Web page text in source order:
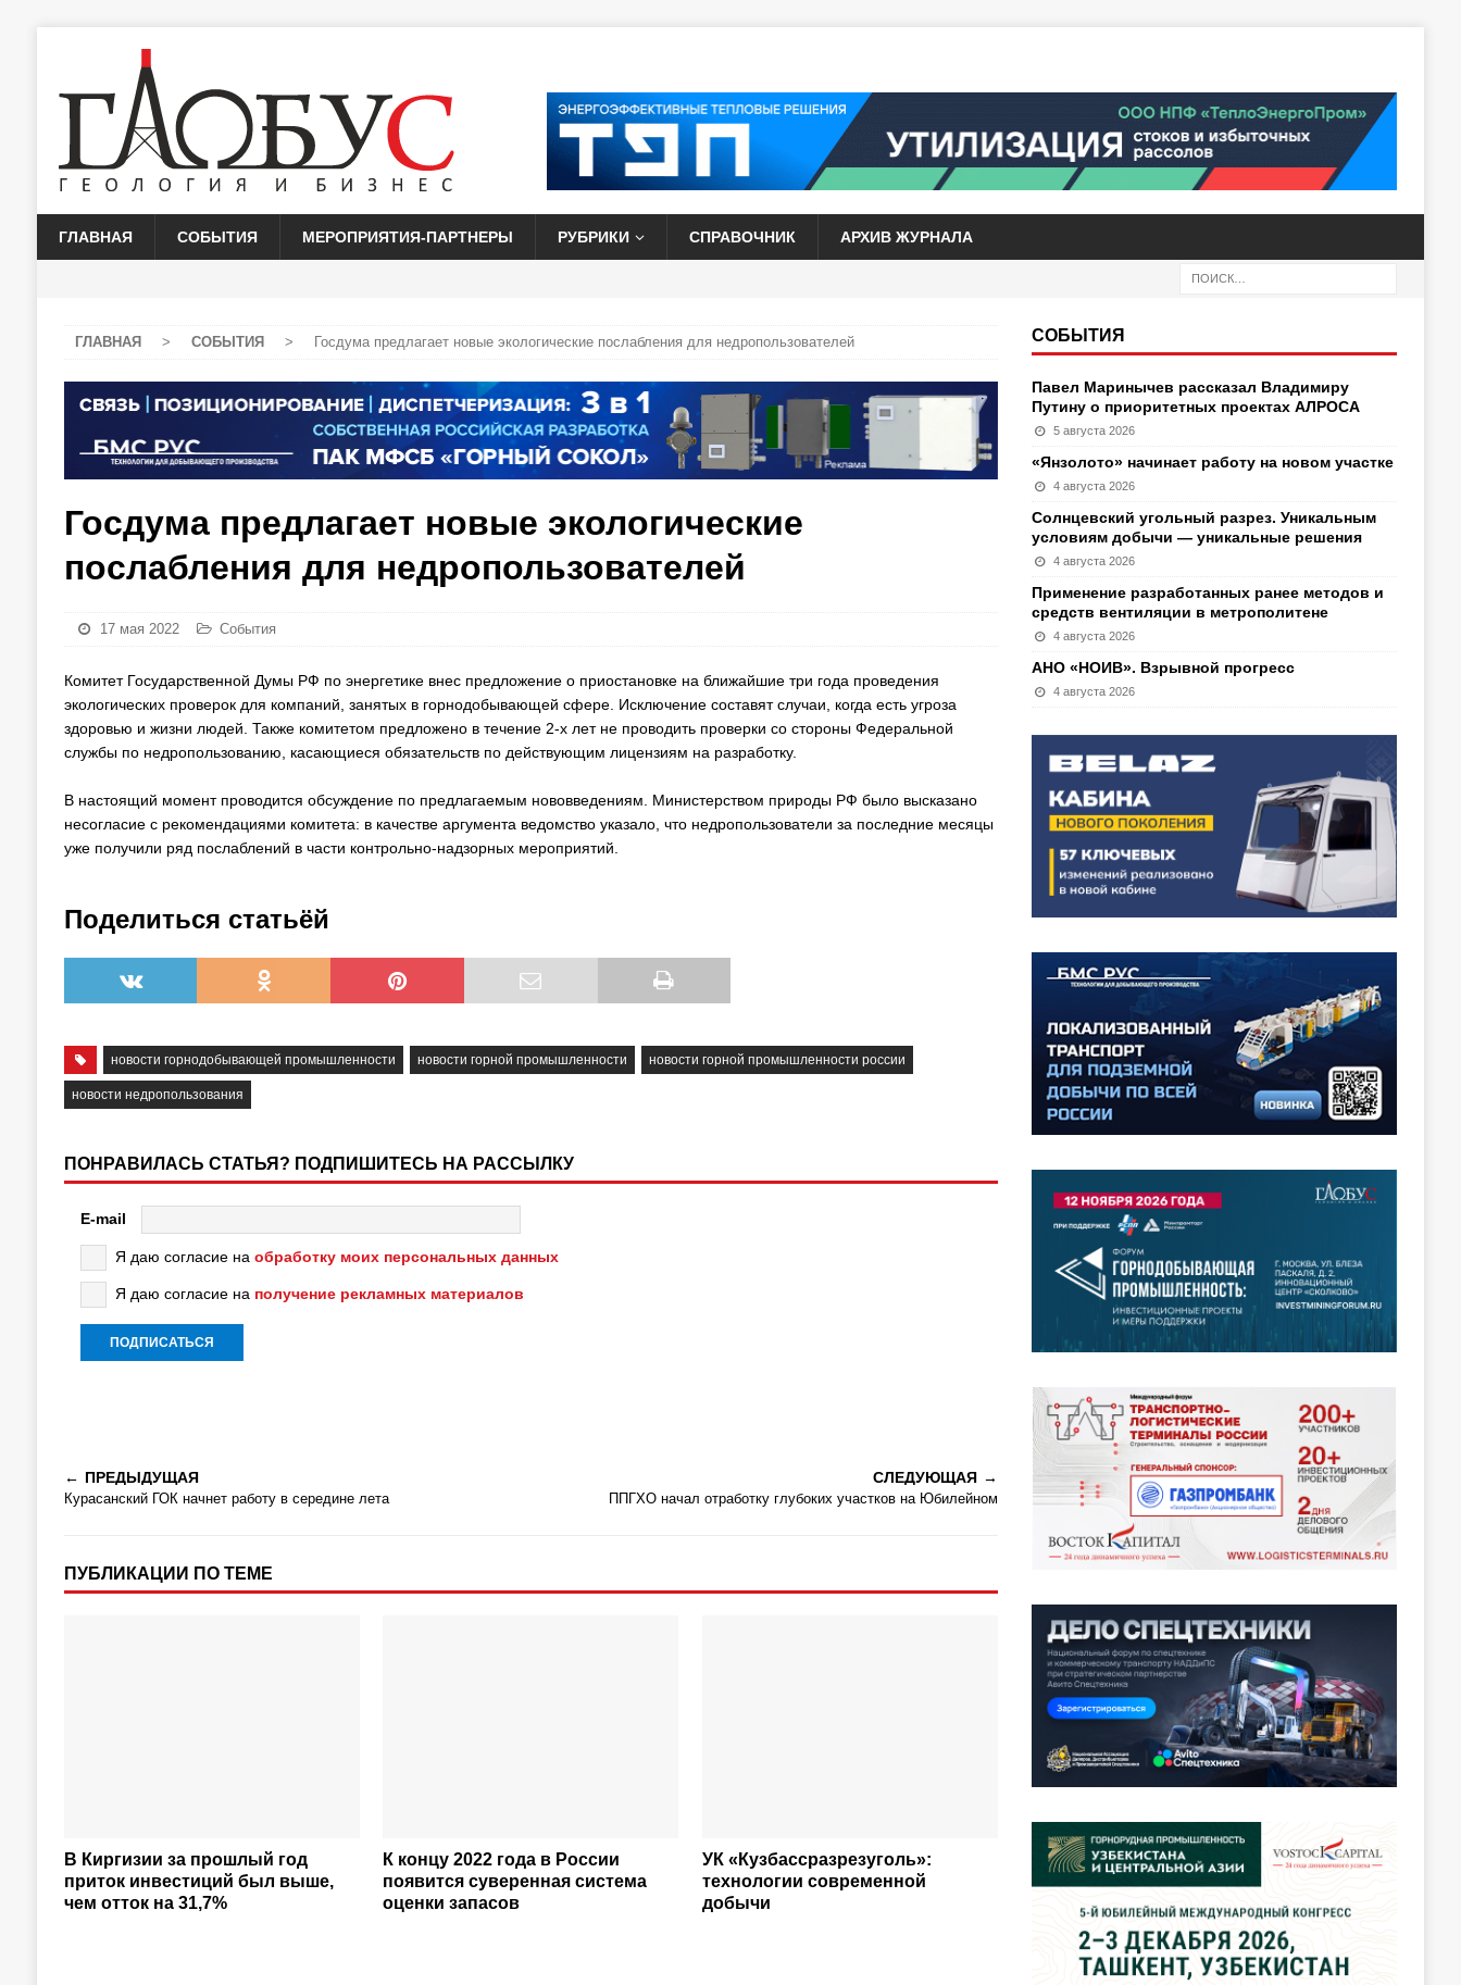
ГЛАВНАЯ СОБЫТИЯ МЕРОПРИЯТИЯ-ПАРТНЕРЫ РУБРИКИ СПРАВОЧНИК АРХИВ ЖУРНАЛА
ГЛАВНАЯ > СОБЫТИЯ > Госдума предлагает новые экологические послабления для недропользователей
Госдума предлагает новые экологические
послабления для недропользователей
17 мая 2022 События
Комитет Государственной Думы РФ по энергетике внес предложение о приостановке на ближайшие три года проведения
экологических проверок для компаний, занятых в горнодобывающей сфере. Исключение составят случаи, когда есть угроза
здоровью и жизни людей. Также комитетом предложено в течение 2-х лет не проводить проверки со стороны Федеральной
службы по недропользованию, касающиеся обязательств по действующим лицензиям на разработку.
В настоящий момент проводится обсуждение по предлагаемым нововведениям. Министерством природы РФ было высказано
несогласие с рекомендациями комитета: в качестве аргумента ведомство указало, что недропользователи за последние месяцы
уже получили ряд послаблений в части контрольно-надзорных мероприятий.
Поделиться статьёй
новости горнодобывающей промышленности новости горной промышленности новости горной промышленности россии
новости недропользования
ПОНРАВИЛАСЬ СТАТЬЯ? ПОДПИШИТЕСЬ НА РАССЫЛКУ
E-mail
Я даю согласие на обработку моих персональных данных
Я даю согласие на получение рекламных материалов
ПРЕДЫДУЩАЯ
Курасанский ГОК начнет работу в середине лета
СЛЕДУЮЩАЯ
ППГХО начал отработку глубоких участков на Юбилейном
ПУБЛИКАЦИИ ПО ТЕМЕ
В Киргизии за прошлый год
приток инвестиций был выше,
чем отток на 31,7%
К концу 2022 года в России
появится суверенная система
оценки запасов
УК «Кузбассразрезуголь»:
технологии современной
добычи
СОБЫТИЯ
Павел Маринычев рассказал Владимиру
Путину о приоритетных проектах АЛРОСА
5 августа 2026
«Янзолото» начинает работу на новом участке
4 августа 2026
Солнцевский угольный разрез. Уникальным
условиям добычи — уникальные решения
4 августа 2026
Применение разработанных ранее методов и
средств вентиляции в метрополитене
4 августа 2026
АНО «НОИВ». Взрывной прогресс
4 августа 2026